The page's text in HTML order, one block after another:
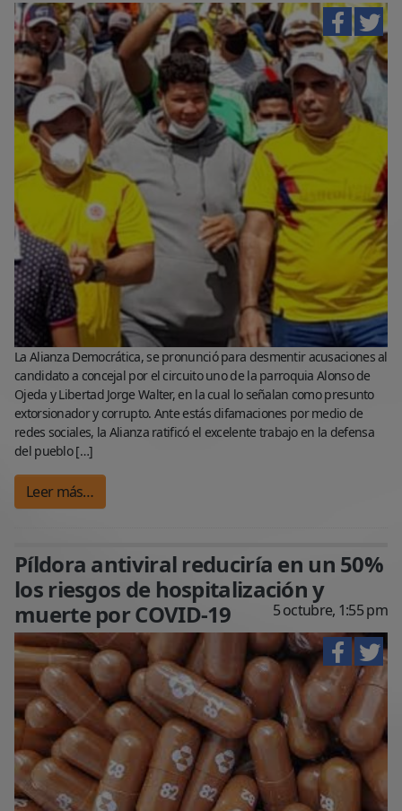
La Alianza Democrática, se pronunció para desmentir acusaciones al
candidato a concejal por el circuito uno de la parroquia Alonso de
Ojeda y Libertad Jorge Walter, en la cual lo señalan como presunto
extorsionador y corrupto. Ante estás difamaciones por medio de
redes sociales, la Alianza ratificó el excelente trabajo en la defensa
del pueblo […]
Leer más…
Píldora antiviral reduciría en un 50%
los riesgos de hospitalización y
muerte por COVID-19
5 octubre, 1:55 pm